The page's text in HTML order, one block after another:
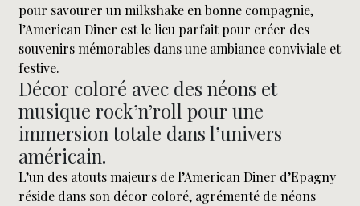
pour savourer un milkshake en bonne compagnie,
l’American Diner est le lieu parfait pour créer des
souvenirs mémorables dans une ambiance conviviale et
festive.
Décor coloré avec des néons et
musique rock’n’roll pour une
immersion totale dans l’univers
américain.
L’un des atouts majeurs de l’American Diner d’Epagny
réside dans son décor coloré, agrémenté de néons